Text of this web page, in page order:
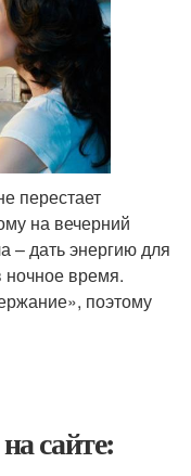
перестает
на вечерний
– дать энергию для
ночное время.
поэтому
сайте: